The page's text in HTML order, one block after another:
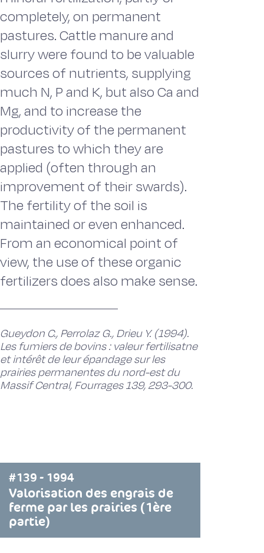
completely, on permanent
pastures. Cattle manure and
slurry were found to be valuable
sources of nutrients, supplying
much N, P and K, but also Ca and
Mg, and to increase the
productivity of the permanent
pastures to which they are
applied (often through an
improvement of their swards).
The fertility of the soil is
maintained or even enhanced.
From an economical point of
view, the use of these organic
fertilizers does also make sense.
Gueydon C., Perrolaz G., Drieu Y. (1994).
Les fumiers de bovins : valeur fertilisatne
et intérêt de leur épandage sur les
prairies permanentes du nord-est du
Massif Central, Fourrages 139, 293-300.
#139 - 1994
Valorisation des engrais de
ferme par les prairies (1ère
partie)